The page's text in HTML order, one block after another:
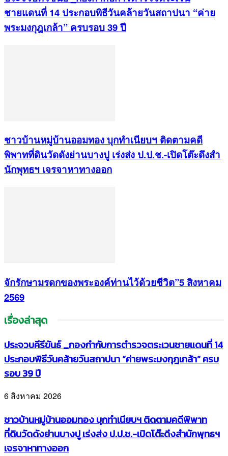
ชายแดนที่ 14 ประกอบพิธีวันคล้ายวันสถาปนา “ค่าย
พระมงกุฎเกล้า” ครบรอบ 39 ปี
ชาวบ้านหมู่บ้านออมทอง บุกทำเนียบฯ ติดตามคดี
พิพาทที่ดินวัดดังย่านบางปู เร่งส่ง ป.ป.ช.-เปิดโต๊ะดึงสำ
นักพุทธฯ เจรจาหาทางออก
จักรักษามรดกของพระองค์ท่านไว้ด้วยชีวิต”5 สิงหาคม
2569
เรื่องล่าสุด
ประจวบคีรีขันธ์ _กองกำกับการตำรวจตระเวนชายแดนที่ 14
ประกอบพิธีวันคล้ายวันสถาปนา “ค่ายพระมงกุฎเกล้า” ครบ
รอบ 39 ปี
6 สิงหาคม 2026
ชาวบ้านหมู่บ้านออมทอง บุกทำเนียบฯ ติดตามคดีพิพาท
ที่ดินวัดดังย่านบางปู เร่งส่ง ป.ป.ช.-เปิดโต๊ะดึงสำนักพุทธฯ
เจรจาหาทางออก